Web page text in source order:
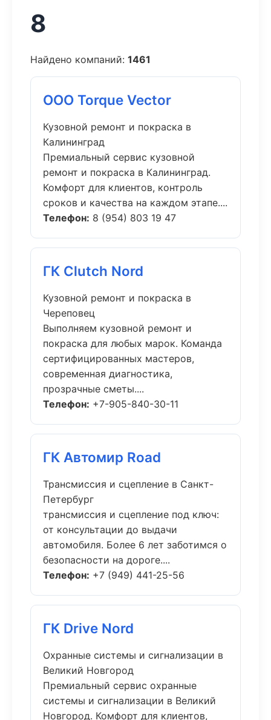
8
Найдено компаний: 1461
ООО Torque Vector
Кузовной ремонт и покраска в
Калининград
Премиальный сервис кузовной
ремонт и покраска в Калининград.
Комфорт для клиентов, контроль
сроков и качества на каждом этапе....
Телефон: 8 (954) 803 19 47
ГК Clutch Nord
Кузовной ремонт и покраска в
Череповец
Выполняем кузовной ремонт и
покраска для любых марок. Команда
сертифицированных мастеров,
современная диагностика,
прозрачные сметы....
Телефон: +7-905-840-30-11
ГК Автомир Road
Трансмиссия и сцепление в Санкт-
Петербург
трансмиссия и сцепление под ключ:
от консультации до выдачи
автомобиля. Более 6 лет заботимся о
безопасности на дороге....
Телефон: +7 (949) 441-25-56
ГК Drive Nord
Охранные системы и сигнализации в
Великий Новгород
Премиальный сервис охранные
системы и сигнализации в Великий
Новгород. Комфорт для клиентов,